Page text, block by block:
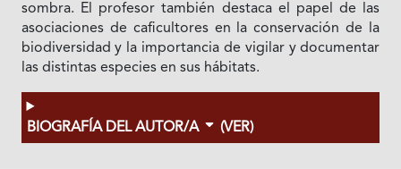
sombra. El profesor también destaca el papel de las
asociaciones de caficultores en la conservación de la
biodiversidad y la importancia de vigilar y documentar
las distintas especies en sus hábitats.
BIOGRAFÍA DEL AUTOR/A (VER)